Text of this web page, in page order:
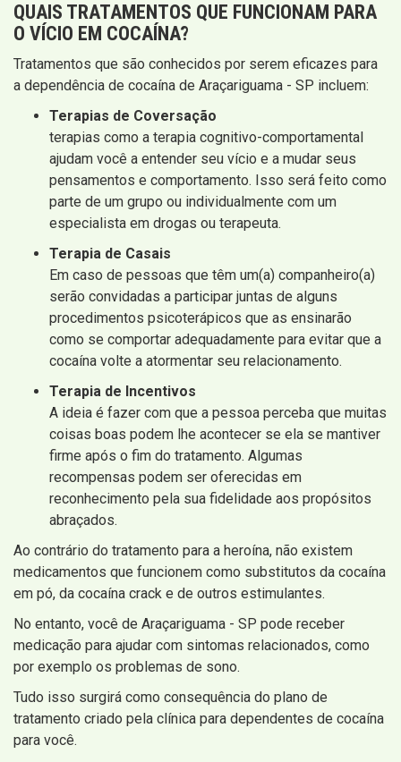
QUAIS TRATAMENTOS QUE FUNCIONAM PARA
O VÍCIO EM COCAÍNA?
Tratamentos que são conhecidos por serem eficazes para
a dependência de cocaína de Araçariguama - SP incluem:
Terapias de Coversação
terapias como a terapia cognitivo-comportamental
ajudam você a entender seu vício e a mudar seus
pensamentos e comportamento. Isso será feito como
parte de um grupo ou individualmente com um
especialista em drogas ou terapeuta.
Terapia de Casais
Em caso de pessoas que têm um(a) companheiro(a)
serão convidadas a participar juntas de alguns
procedimentos psicoterápicos que as ensinarão
como se comportar adequadamente para evitar que a
cocaína volte a atormentar seu relacionamento.
Terapia de Incentivos
A ideia é fazer com que a pessoa perceba que muitas
coisas boas podem lhe acontecer se ela se mantiver
firme após o fim do tratamento. Algumas
recompensas podem ser oferecidas em
reconhecimento pela sua fidelidade aos propósitos
abraçados.
Ao contrário do tratamento para a heroína, não existem
medicamentos que funcionem como substitutos da cocaína
em pó, da cocaína crack e de outros estimulantes.
No entanto, você de Araçariguama - SP pode receber
medicação para ajudar com sintomas relacionados, como
por exemplo os problemas de sono.
Tudo isso surgirá como consequência do plano de
tratamento criado pela clínica para dependentes de cocaína
para você.